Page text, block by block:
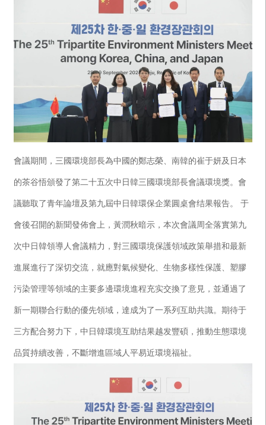
會議期間，三國環境部長為中國的鄭志榮、南韓的崔于妍及日本
的茶谷悟頒發了第二十五次中日韓三國環境部長會議環境獎。會
議聽取了青年論壇及第九屆中日韓環保企業圓桌會结果報告。 于
會後召開的新聞發佈會上，黃潤秋暗示，本次會議周全落實第九
次中日韓領導人會議精力，對三國環境保護領域政策舉措和最新
進展進行了深切交流，就應對氣候變化、生物多樣性保護、塑膠
污染管理等領域的主要多邊環境進程充实交換了意見，並通過了
新一期聯合行動的優先領域，達成为了一系列互助共識。期待于
三方配合努力下，中日韓環境互助结果越发豐碩，推動生態環境
品質持續改善，不斷增進區域人平易近環境福祉。